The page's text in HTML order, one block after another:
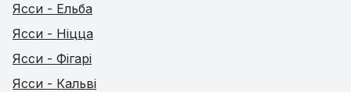
Ясси - Ельба
Ясси - Ніцца
Ясси - Фігарі
Ясси - Кальві